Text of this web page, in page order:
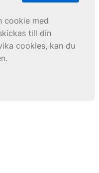
cookie med
till din
cookies, kan du